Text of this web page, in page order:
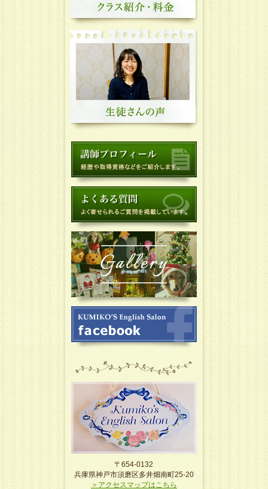
〒654-0132
兵庫県神戸市須磨区多井畑南町25-20
＞アクセスマップはこちら